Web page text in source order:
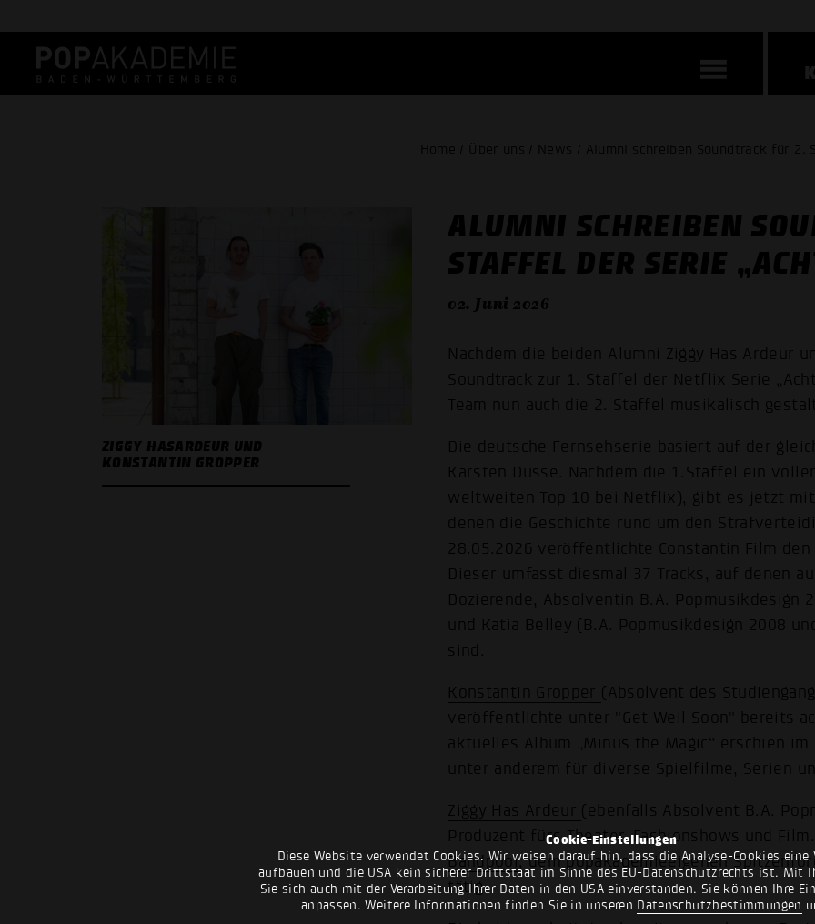
Cookie-Einstellungen
Diese Website verwendet Cookies. Wir weisen darauf hin, dass die Analyse-Cookies eine
aufbauen und die USA kein sicherer Drittstaat im Sinne des EU-Datenschutzrechts ist. Mit
Sie sich auch mit der Verarbeitung Ihrer Daten in den USA einverstanden. Sie können Ihre
anpassen. Weitere Informationen finden Sie in unseren Datenschutzbestimmungen
Home / Über uns / News / Alumni schreiben Soundtrack für 2.
ZIGGY HASARDEUR UND
KONSTANTIN GROPPER
ALUMNI SCHREIBEN
STAFFEL DER SERIE
02. Juni 2026
Nachdem die beiden Alumni Ziggy Has Ardeur
Soundtrack zur 1. Staffel der Netflix Serie
Team nun auch die 2. Staffel musikalisch
Die deutsche Fernsehserie basiert auf der
Karsten Dusse. Nachdem die 1.Staffel ein
weltweiten Top 10 bei Netflix), gibt es jetzt
denen die Geschichte rund um den
28.05.2026 veröffentlichte Constantin Film
Dieser umfasst diesmal 37 Tracks, auf denen
Dozierende, Absolventin B.A. Popmusikdesign
und Katia Belley (B.A. Popmusikdesign 2008
sind.
Konstantin Gropper (Absolvent des
veröffentlichte unter "Get Well Soon" bereits
aktuelles Album „Minus the Magic“ erschien
unter anderem für diverse Spielfilme, Serien
Ziggy Has Ardeur (ebenfalls Absolvent B.A.
Produzent fürs Theater, Fashionshows und
Bandpool, dem popakademieeigenen
tätig.